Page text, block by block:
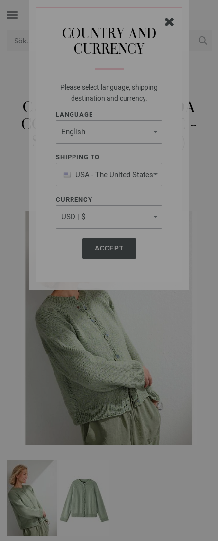
COUNTRY AND
CURRENCY
Please select language, shipping
destination and currency.
LANGUAGE
SHIPPING TO
USA - The United States
of America
CURRENCY
ACCEPT
LANA GROSSA
CARDIGAN ALTA MODA
COTOLANA & SOTTILE -
STICKMÖNSTER (NO)